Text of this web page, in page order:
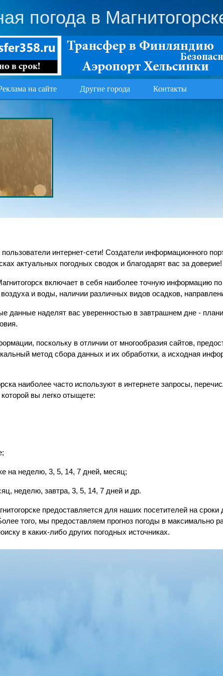
погода в
на сайте Другие города Контакты
интернет-сети! Создатели информационного
актуальных погодных сводок и благодарят вас за доверие!
включает в себя наиболее точную информацию
воздуха и воды, наличии различных видов осадков,
данные наделят вас уверенностью в завтрашнем дне -
поскольку в отличии от многообразия сайтов,
метод сбора данных и их обработки, а исходная
наиболее часто используют в интернете запросы,
вы легко отыщете:
на неделю, 3, 5, 14, 7 дней, месяц;
неделю, завтра, 3, 5, 14, 7 дней и др.
предоставляется для наших посетителей на
того, мы предоставляем прогноз погоды в максимально
в каких-либо других погодных источниках.